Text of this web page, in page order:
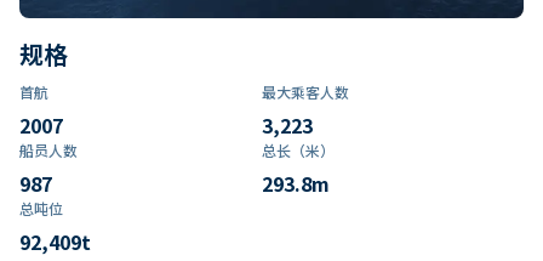
规格
首航
2007
最大乘客人数
3,223
船员人数
987
总长（米）
293.8m
总吨位
92,409t